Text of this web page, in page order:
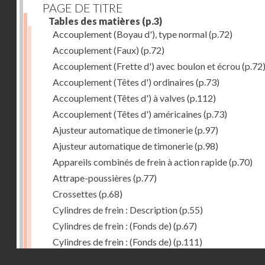
PAGE DE TITRE
Tables des matières (p.3)
Accouplement (Boyau d'), type normal(p.72)
Accouplement (Faux) (p.72)
Accouplement (Frette d') avec boulon et écrou(p.72)
Accouplement (Têtes d') ordinaires (p.73)
Accouplement (Têtes d') à valves (p.112)
Accouplement (Têtes d') américaines (p.73)
Ajusteur automatique de timonerie(p.97)
Ajusteur automatique de timonerie(p.98)
Appareils combinés de frein à action rapide(p.70)
Attrape-poussières (p.77)
Crossettes (p.68)
Cylindres de frein : Description(p.55)
Cylindres de frein : (Fonds de) (p.67)
Cylindres de frein : (Fonds de) (p.111)